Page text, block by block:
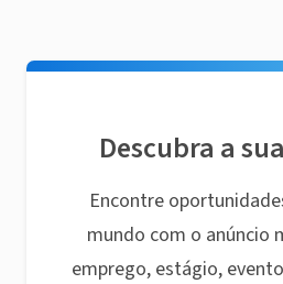
Descubra a
Encontre
mundo com o anúncio
emprego, estágio,